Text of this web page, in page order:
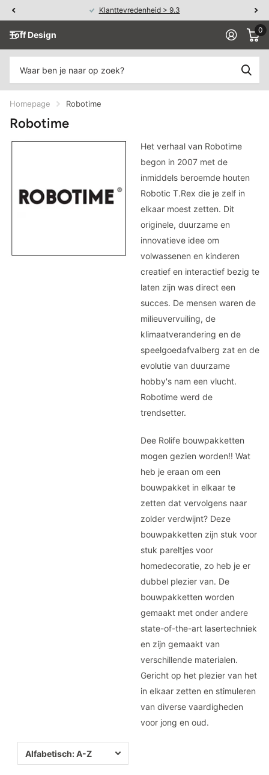
Klanttevredenheid > 9.3
Toff Design 0
Homepage Robotime
Robotime
Het verhaal van Robotime
begon in 2007 met de
inmiddels beroemde houten
Robotic T.Rex die je zelf in
elkaar moest zetten. Dit
originele, duurzame en
innovatieve idee om
volwassenen en kinderen
creatief en interactief bezig te
laten zijn was direct een
succes. De mensen waren de
milieuvervuiling, de
klimaatverandering en de
speelgoedafvalberg zat en de
evolutie van duurzame
hobby's nam een vlucht.
Robotime werd de
trendsetter.
Dee Rolife bouwpakketten
mogen gezien worden!! Wat
heb je eraan om een
bouwpakket in elkaar te
zetten dat vervolgens naar
zolder verdwijnt? Deze
bouwpakketten zijn stuk voor
stuk pareltjes voor
homedecoratie, zo heb je er
dubbel plezier van. De
bouwpakketten worden
gemaakt met onder andere
state-of-the-art lasertechniek
en zijn gemaakt van
verschillende materialen.
Gericht op het plezier van het
in elkaar zetten en stimuleren
van diverse vaardigheden
voor jong en oud.